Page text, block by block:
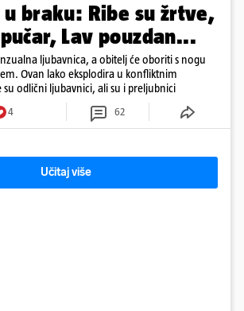
braku: Ribe su žrtve,
Lav pouzdan...
ljubavnica, a obitelj će oboriti s nogu
Ovan lako eksplodira u konfliktnim
su odlični ljubavnici, ali su i preljubnici
4 62
Učitaj više